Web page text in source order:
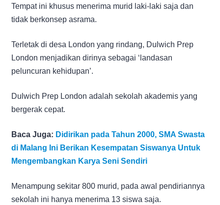
Tempat ini khusus menerima murid laki-laki saja dan
tidak berkonsep asrama.
Terletak di desa London yang rindang, Dulwich Prep
London menjadikan dirinya sebagai ‘landasan
peluncuran kehidupan’.
Dulwich Prep London adalah sekolah akademis yang
bergerak cepat.
Baca Juga: Didirikan pada Tahun 2000, SMA Swasta
di Malang Ini Berikan Kesempatan Siswanya Untuk
Mengembangkan Karya Seni Sendiri
Menampung sekitar 800 murid, pada awal pendiriannya
sekolah ini hanya menerima 13 siswa saja.